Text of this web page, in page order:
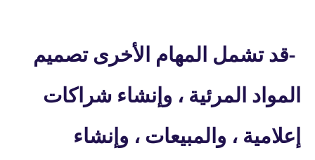
-قد تشمل المهام الأخرى تصميم
المواد المرئية ، وإنشاء شراكات
إعلامية ، والمبيعات ، وإنشاء